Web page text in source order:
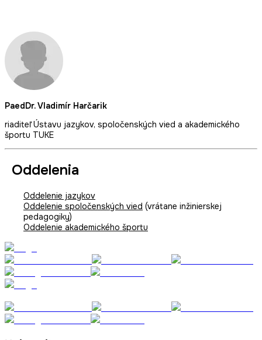
PaedDr. Vladimír Harčarik
riaditeľ Ústavu jazykov, spoločenských vied a akademického
športu TUKE
Oddelenia
Oddelenie jazykov
Oddelenie spoločenských vied (vrátane inžinierskej
pedagogiky)
Oddelenie akademického športu